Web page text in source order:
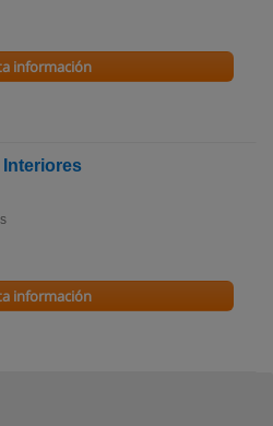
información
Interiores
información